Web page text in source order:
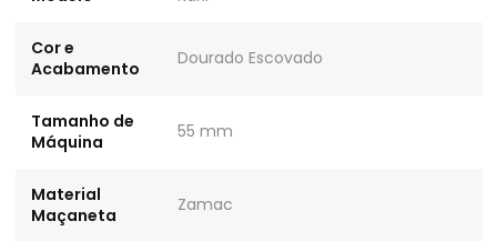
Cor e
Acabamento
Dourado Escovado
Tamanho de
Máquina
55 mm
Material
Maçaneta
Zamac